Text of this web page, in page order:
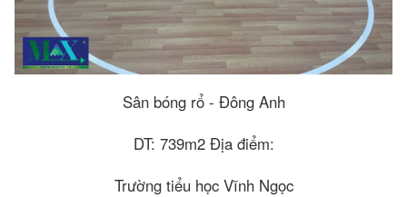
Sân bóng rổ - Đông Anh
DT: 739m2 Địa điểm:
Trường tiểu học Vĩnh Ngọc